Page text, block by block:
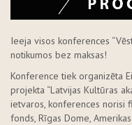
Ieeja visos konferences
notikumos bez maksas!
Konference tiek organizēta
projekta “Latvijas Kultūras
ietvaros, konferences norisi
fonds, Rīgas Dome,